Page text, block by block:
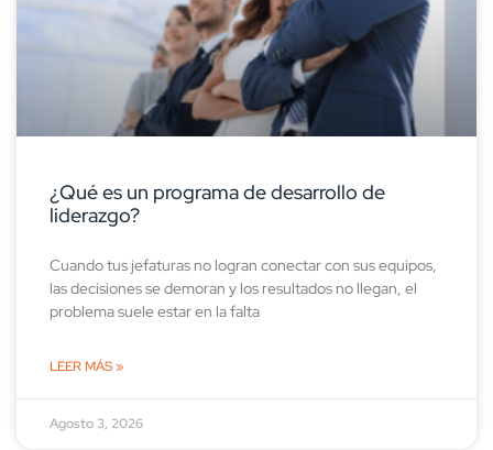
¿Qué es un programa de desarrollo de
liderazgo?
Cuando tus jefaturas no logran conectar con sus equipos,
las decisiones se demoran y los resultados no llegan, el
problema suele estar en la falta
LEER MÁS »
Agosto 3, 2026